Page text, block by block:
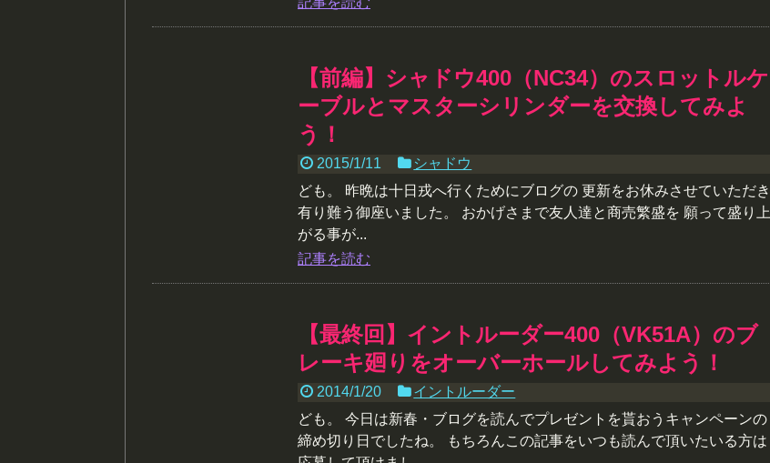
【前編】シャドウ400（NC34）のスロットルケ
ーブルとマスターシリンダーを交換してみよ
う！
2015/1/11
シャドウ
ども。 昨晩は十日戎へ行くためにブログの 更新をお休みさせていただき
有り難う御座いました。 おかげさまで友人達と商売繁盛を 願って盛り上
がる事が...
記事を読む
【最終回】イントルーダー400（VK51A）のブ
レーキ廻りをオーバーホールしてみよう！
2014/1/20
イントルーダー
ども。 今日は新春・ブログを読んでプレゼントを貰おうキャンペーンの
締め切り日でしたね。 もちろんこの記事をいつも読んで頂いたいる方は